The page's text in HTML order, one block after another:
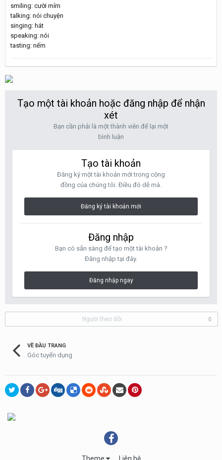
smiling: cười mỉm
talking: nói chuyện
singing: hát
speaking: nói
tasting: nếm
Tạo một tài khoản hoặc đăng nhập để nhận
xét
Bạn cần phải là một thành viên để lại một
bình luận
Tạo tài khoản
Đăng ký một tài khoản mới trong cộng
đồng của chúng tôi. Điều đó dễ mà.
Đăng ký tài khoản mới
Đăng nhập
Bạn có sẵn sàng để tạo một tài khoản ?
Đăng nhập tại đây.
Đăng nhập ngay
Người theo dõi 0
VỀ ĐẦU TRANG
Góc tuyển dụng